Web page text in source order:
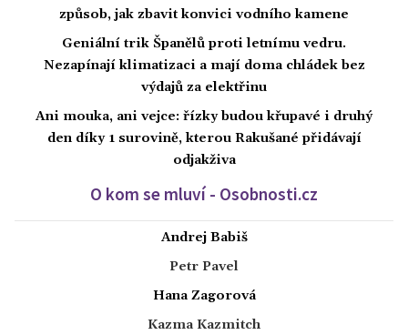
způsob, jak zbavit konvici vodního kamene
Geniální trik Španělů proti letnímu vedru.
Nezapínají klimatizaci a mají doma chládek bez
výdajů za elektřinu
Ani mouka, ani vejce: řízky budou křupavé i druhý
den díky 1 surovině, kterou Rakušané přidávají
odjakživa
O kom se mluví - Osobnosti.cz
Andrej Babiš
Petr Pavel
Hana Zagorová
Kazma Kazmitch